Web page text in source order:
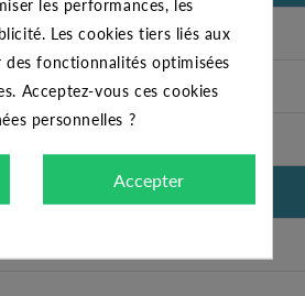
Les cookies tiers liés aux
fonctionnalités optimisées
Acceptez-vous ces cookies
personnelles ?
Accepter